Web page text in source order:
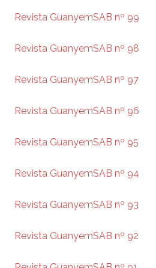
Revista GuanyemSAB nº 99
Revista GuanyemSAB nº 98
Revista GuanyemSAB nº 97
Revista GuanyemSAB nº 96
Revista GuanyemSAB nº 95
Revista GuanyemSAB nº 94
Revista GuanyemSAB nº 93
Revista GuanyemSAB nº 92